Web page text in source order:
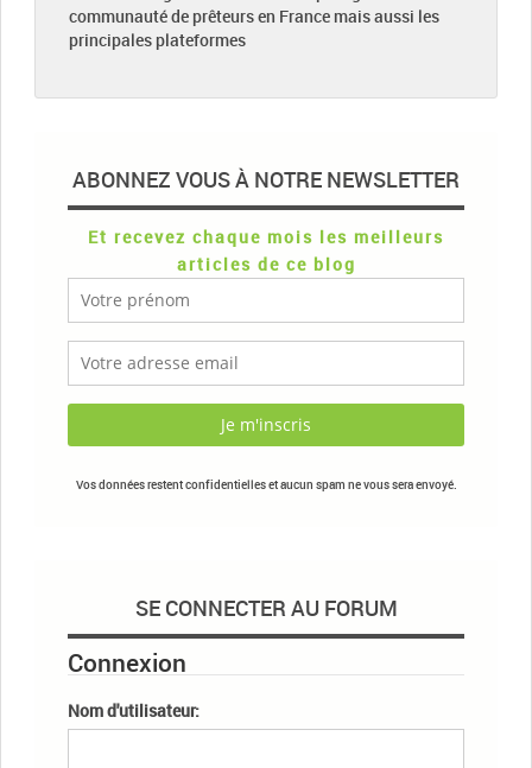
communauté de prêteurs en France mais aussi les
principales plateformes
ABONNEZ VOUS À NOTRE NEWSLETTER
Et recevez chaque mois les meilleurs
articles de ce blog
Vos données restent confidentielles et aucun spam ne vous sera envoyé.
SE CONNECTER AU FORUM
Connexion
Nom d'utilisateur: